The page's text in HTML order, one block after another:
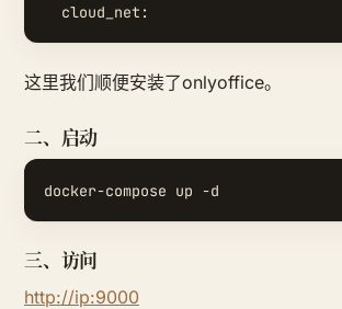
这里我们顺便安装了onlyoffice。
二、启动
三、访问
http://ip:9000